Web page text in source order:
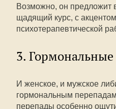
Возможно, он предложит
щадящий курс, с
психотерапевтической
3.
И женское, и мужское
гормональным
перепады особенно